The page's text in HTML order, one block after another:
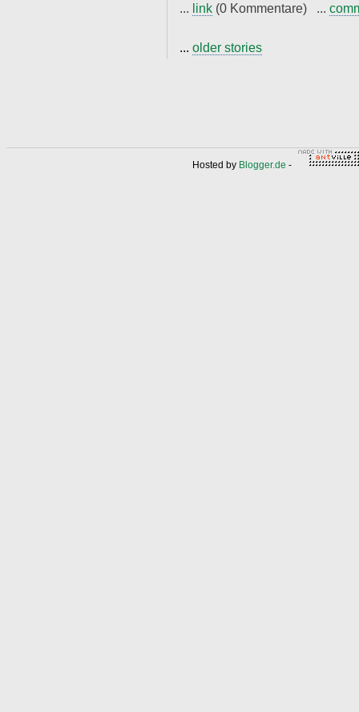
... link (0 Kommentare) ...
... older stories
Hosted by Blogger.de -